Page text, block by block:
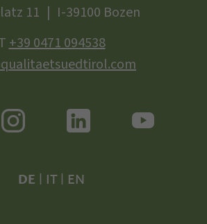
11
I-39100 Bozen
+39 0471 094538
DE IT| EN